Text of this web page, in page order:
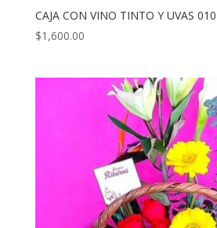
CAJA CON VINO TINTO Y UVAS 010
$1,600.00